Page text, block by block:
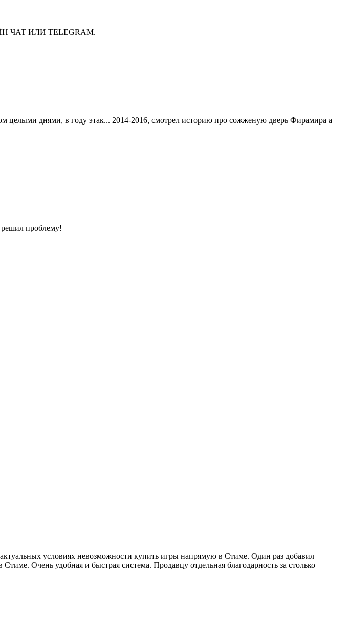
ИЛИ TELEGRAM.
целыми днями, в году этак... 2014-2016, смотрел историю про сожженую дверь Фирамира а
решил проблему!
условиях невозможности купить игры напрямую в Стиме. Один раз добавил
Очень удобная и быстрая система. Продавцу отдельная благодарность за столько